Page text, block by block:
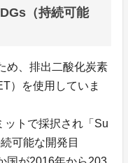
（持続可能
め、排出二酸化炭素
）を使用していま
ットで採択され「Su
可能な開発目